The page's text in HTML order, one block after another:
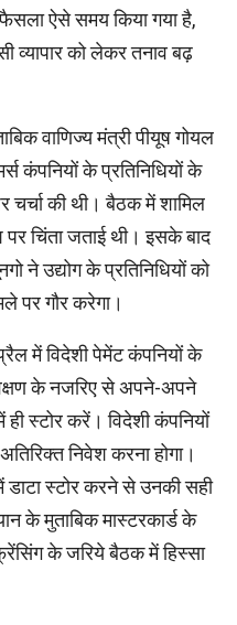
फैसला ऐसे समय किया गया है,
को लेकर तनाव बढ़
वाणिज्य मंत्री पीयूष गोयल
कंपनियों के प्रतिनिधियों के
चर्चा की थी। बैठक में शामिल
चिंता जताई थी। इसके बाद
ने उद्योग के प्रतिनिधियों को
पर गौर करेगा।
में विदेशी पेमेंट कंपनियों के
के नजरिए से अपने-अपने
स्टोर करें। विदेशी कंपनियों
निवेश करना होगा।
स्टोर करने से उनकी सही
के मुताबिक मास्टरकार्ड के
के जरिये बैठक में हिस्सा